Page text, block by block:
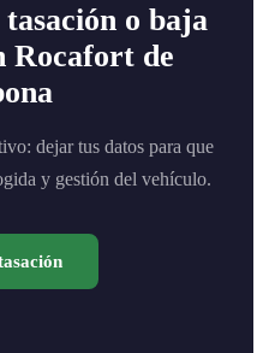
o baja
Rocafort de
dejar tus datos para que
y gestión del vehículo.